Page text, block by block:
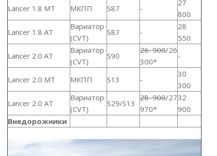
Lancer 1.8 MT
МКПП S87 -
27
800
Lancer 1.8 AT
Вариатор
(CVT)
S87 -
28
550
Lancer 2.0 AT
Вариатор
(CVT)
S90
26 900/26
300*
-
Lancer 2.0 МТ МКПП S13 -
30
300
Lancer 2.0 AT
Вариатор
(CVT)
S29/S13
28 900/27
970*
32
900
Внедорожники